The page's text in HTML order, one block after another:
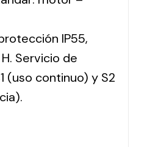
IP55,
Servicio de
(uso continuo) y S2